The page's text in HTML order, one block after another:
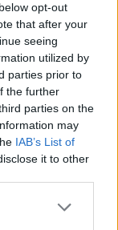
opt-out
that after your
seeing
utilized by
parties prior to
the further
parties on the
may
IAB’s List of
it to other
more Google